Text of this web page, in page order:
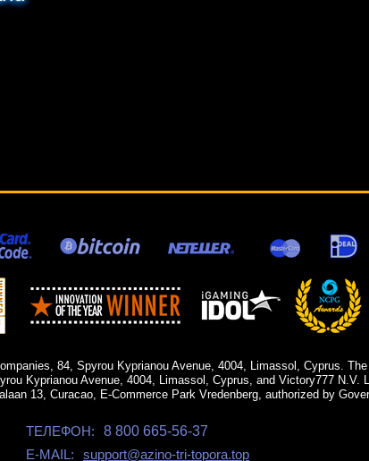
84, Spyrou Kyprianou Avenue, 4004, Limassol, Cyprus.
Kyprianou Avenue, 4004, Limassol, Cyprus, and Victory777 N.V.
13, Curacao, E-Commerce Park Vredenberg, authorized by
ТЕЛЕФОН:
8 800 665-56-37
E-MAIL:
support@azino-tri-topora.top